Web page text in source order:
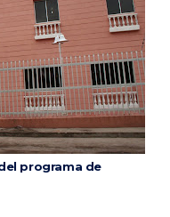
programa de